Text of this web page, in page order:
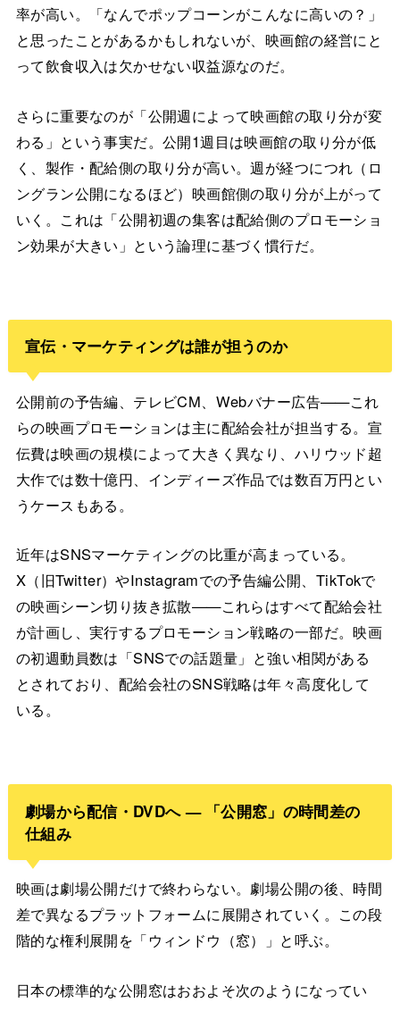
率が高い。「なんでポップコーンがこんなに高いの？」
と思ったことがあるかもしれないが、映画館の経営にと
って飲食収入は欠かせない収益源なのだ。
さらに重要なのが「公開週によって映画館の取り分が変
わる」という事実だ。公開1週目は映画館の取り分が低
く、製作・配給側の取り分が高い。週が経つにつれ（ロ
ングラン公開になるほど）映画館側の取り分が上がって
いく。これは「公開初週の集客は配給側のプロモーショ
ン効果が大きい」という論理に基づく慣行だ。
宣伝・マーケティングは誰が担うのか
公開前の予告編、テレビCM、Webバナー広告——これ
らの映画プロモーションは主に配給会社が担当する。宣
伝費は映画の規模によって大きく異なり、ハリウッド超
大作では数十億円、インディーズ作品では数百万円とい
うケースもある。
近年はSNSマーケティングの比重が高まっている。
X（旧Twitter）やInstagramでの予告編公開、TikTokで
の映画シーン切り抜き拡散——これらはすべて配給会社
が計画し、実行するプロモーション戦略の一部だ。映画
の初週動員数は「SNSでの話題量」と強い相関がある
とされており、配給会社のSNS戦略は年々高度化して
いる。
劇場から配信・DVDへ — 「公開窓」の時間差の
仕組み
映画は劇場公開だけで終わらない。劇場公開の後、時間
差で異なるプラットフォームに展開されていく。この段
階的な権利展開を「ウィンドウ（窓）」と呼ぶ。
日本の標準的な公開窓はおおよそ次のようになってい